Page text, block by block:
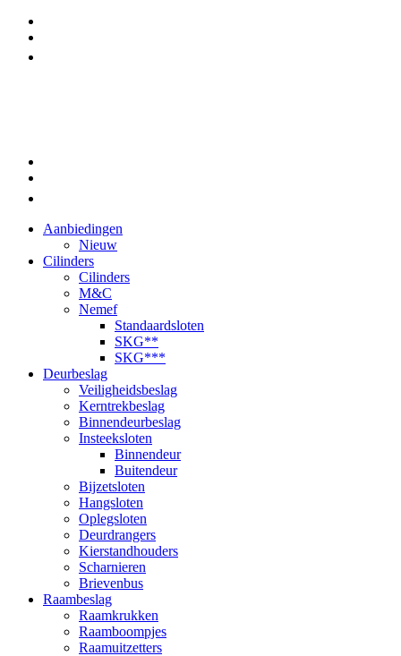
Aanbiedingen
Nieuw
Cilinders
Cilinders
M&C
Nemef
Standaardsloten
SKG**
SKG***
Deurbeslag
Veiligheidsbeslag
Kerntrekbeslag
Binnendeurbeslag
Insteeksloten
Binnendeur
Buitendeur
Bijzetsloten
Hangsloten
Oplegsloten
Deurdrangers
Kierstandhouders
Scharnieren
Brievenbus
Raambeslag
Raamkrukken
Raamboompjes
Raamuitzetters